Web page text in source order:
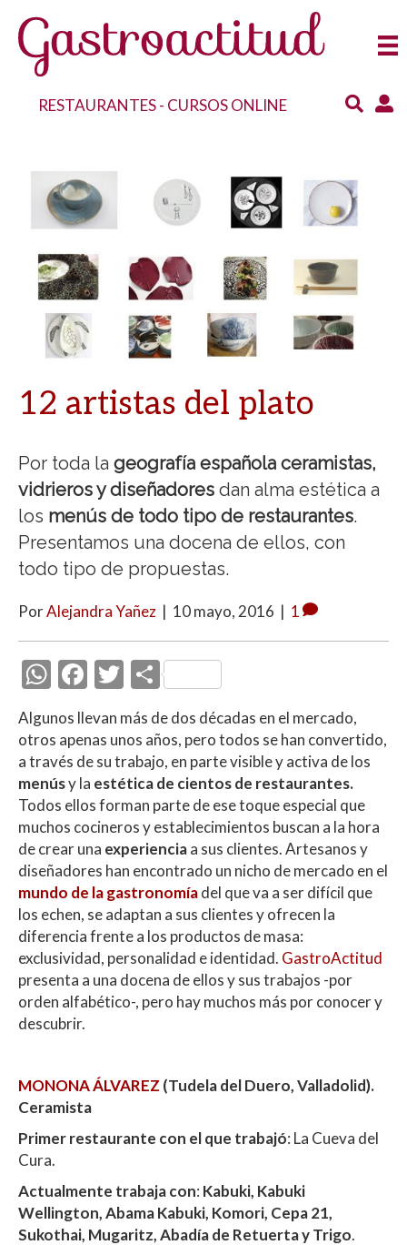
RESTAURANTES- CURSOS ONLINE
12 artistas del plato
Por toda la geografía española ceramistas,
vidrieros y diseñadores dan alma estética a
los menús de todo tipo de restaurantes.
Presentamos una docena de ellos, con
todo tipo de propuestas.
PorAlejandra Yañez | 10 mayo, 2016 | 1
W
at
s
A
p
p
F
e
b
o
o
k
T
w
itt
er
C
m
p
ar
ti
r
Algunos llevan más de dos décadas en el mercado,
otros apenas unos años, pero todos se han convertido,
a través de su trabajo, en parte visible y activa de los
menúsy la estética de cientos de restaurantes.
Todos ellos forman parte de ese toque especial que
muchos cocineros y establecimientos buscan a la hora
de crear una experienciaa sus clientes. Artesanos y
diseñadores han encontrado un nicho de mercado en el
mundo de la gastronomíadel que va a ser difícil que
los echen, se adaptan a sus clientes y ofrecen la
diferencia frente a los productos de masa:
exclusividad, personalidad e identidad. GastroActitud
presenta a una docena de ellos y sus trabajos -por
orden alfabético-, pero hay muchos más por conocer y
descubrir.
MONONA ÁLVAREZ (Tudela del Duero, Valladolid).
Ceramista
Primer restaurante con el que trabajó: La Cueva del
Cura.
Actualmente trabaja con: Kabuki, Kabuki
Wellington, Abama Kabuki, Komori, Cepa 21,
Sukothai, Mugaritz, Abadía de Retuerta y Trigo.